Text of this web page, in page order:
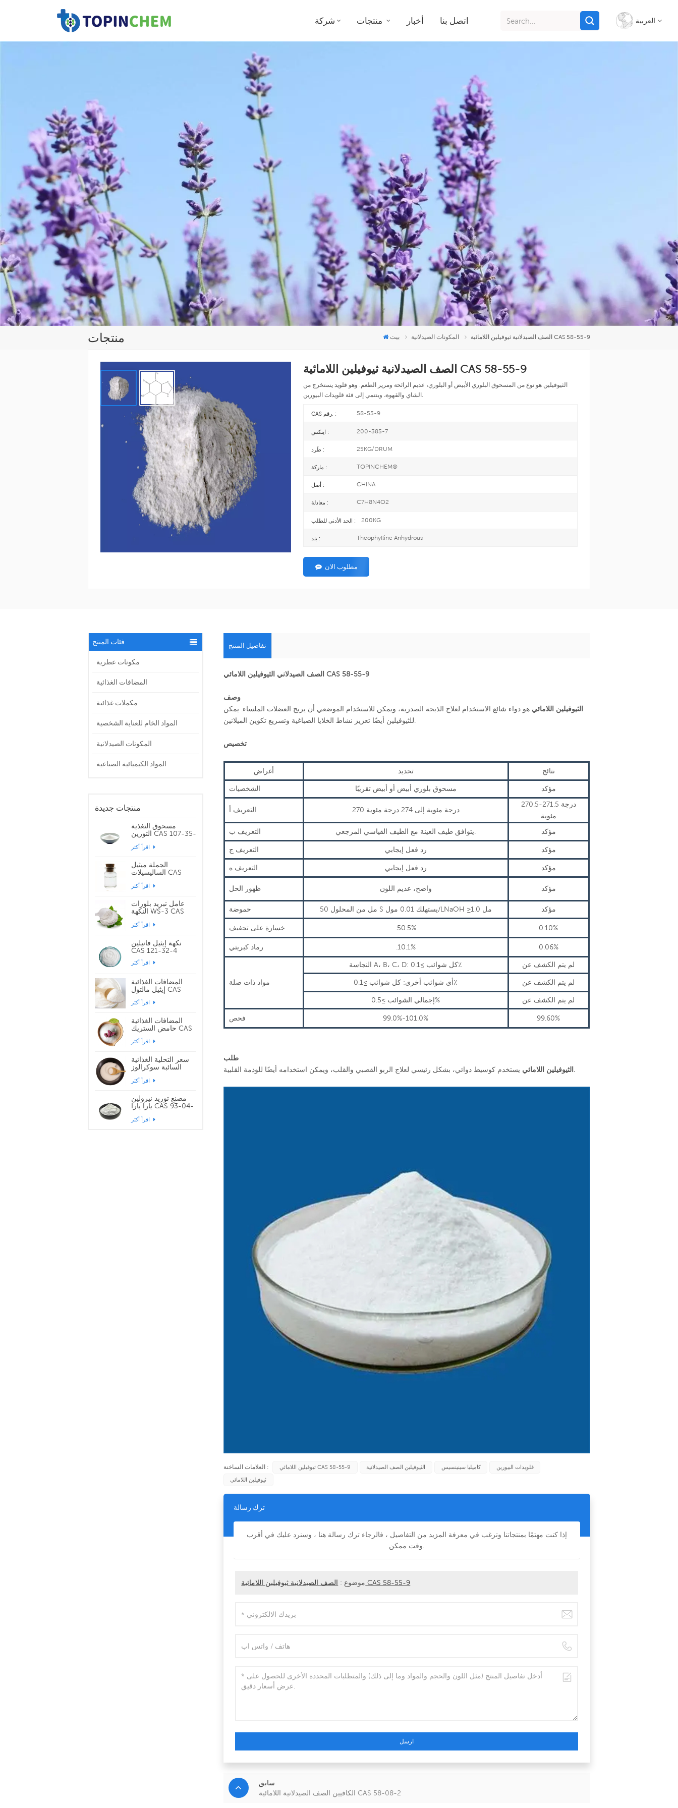
شركة أخبار اتصل بنا العربية
منتجات بيت المكونات الصيدلانية الصف الصيدلانية ثيوفيلين اللامائية CAS 58-55-9
الصف الصيدلانية ثيوفيلين اللامائية CAS 58-55-9
الثيوفيلين هو نوع من المسحوق البلوري الأبيض أو البلوري، عديم الرائحة ومرير الطعم. وهو قلويد يستخرج من
الشاي والقهوة، وينتمي إلى فئة قلويدات البيورين.
CAS رقم. : 58-55-9
اينكس : 200-385-7
طَرد : 25KG/DRUM
ماركة : TOPINCHEM®
أصل : CHINA
معادلة : C7H8N4O2
الحد الأدنى للطلب : 200KG
بند : Theophylline Anhydrous
مطلوب الان
فئات المنتج
مكونات عطرية
المضافات الغذائية
مكملات غذائية
المواد الخام للعناية الشخصية
المكونات الصيدلانية
المواد الكيميائية الصناعية
منتجات جديدة
مسحوق التغذية
التورين CAS 107-35-
الجملة ميثيل
الساليسيلات CAS
عامل تبريد بلورات
النكهة WS-3 CAS
نكهة إيثيل فانيلين
CAS 121-32-4
المضافات الغذائية
إيثيل مالتول CAS
المضافات الغذائية
حامض الستريك CAS
سعر التحلية الغذائية
السائبة سوكرالوز
مصنع توريد نيرولين
يارا يارا CAS 93-04-
تفاصيل المنتج
الصف الصيدلاني الثيوفيلين اللامائي CAS 58-55-9
وصف
الثيوفيلين اللامائي هو دواء شائع الاستخدام لعلاج الذبحة الصدرية، ويمكن للاستخدام الموضعي أن يريح العضلات الملساء. يمكن
تخصيص
أغراض تحديد نتائج
الشخصيات مسحوق بلوري أبيض أو أبيض تقريبًا مؤكد
التعريف أ 270 درجة مئوية إلى 274 درجة مئوية
270.5-271.5 درجة
مئوية
التعريف ب
مؤكد
التعريف ج رد فعل إيجابي مؤكد
التعريف ه رد فعل إيجابي مؤكد
ظهور الحل واضح، عديم اللون مؤكد
حموضة 50 مل من المحلول S يستهلك 0.01 مول/LNaOH ≥1.0 مل مؤكد
خسارة على تجفيف .50.5% 0.10%
رماد كبريتي .10.1% 0.06%
مواد ذات صلة
النجاسة A، B، C، D: كل شوائب ≥0.1٪ لم يتم الكشف عن
أي شوائب أخرى: كل شوائب ≥0.1٪ لم يتم الكشف عن
إجمالي الشوائب ≥0.5% لم يتم الكشف عن
فحص 99.0%-101.0% 99.60%
طلب
الثيوفيلين اللامائييستخدم كوسيط دوائي، بشكل رئيسي لعلاج الربو القصبي والقلب، ويمكن استخدامه أيضًا للوذمة القلبية.
العلامات الساخنة : ثيوفيلين اللامائي CAS 58-55-9 الثيوفيلين الصف الصيدلانية كاميليا سينينسيس
قلويدات البيورين
ثيوفيلين اللامائي
ترك رسالة
إذا كنت مهتمًا بمنتجاتنا وترغب في معرفة المزيد من التفاصيل ، فالرجاء ترك رسالة هنا ، وسنرد عليك في أقرب
موضوع : الصف الصيدلانية ثيوفيلين اللامائية CAS 58-55-9
ارسل
سابق
الكافيين الصف الصيدلانية اللامائية CAS 58-08-2